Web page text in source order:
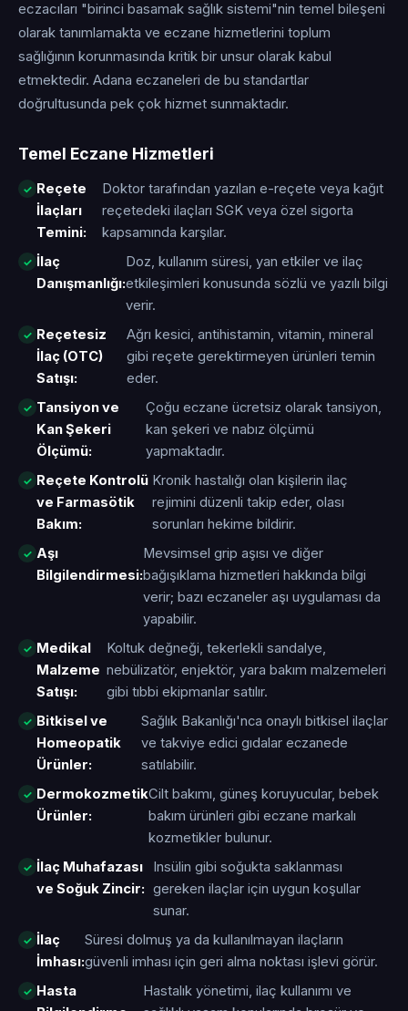
eczacıları "birinci basamak sağlık sistemi"nin temel bileşeni
olarak tanımlamakta ve eczane hizmetlerini toplum
sağlığının korunmasında kritik bir unsur olarak kabul
etmektedir. Adana eczaneleri de bu standartlar
doğrultusunda pek çok hizmet sunmaktadır.
Temel Eczane Hizmetleri
Reçete
İlaçları
Temini:
Doktor tarafından yazılan e-reçete veya kağıt
reçetedeki ilaçları SGK veya özel sigorta
kapsamında karşılar.
İlaç
Danışmanlığı:
Doz, kullanım süresi, yan etkiler ve ilaç
etkileşimleri konusunda sözlü ve yazılı bilgi
verir.
Reçetesiz
İlaç (OTC)
Satışı:
Ağrı kesici, antihistamin, vitamin, mineral
gibi reçete gerektirmeyen ürünleri temin
eder.
Tansiyon ve
Kan Şekeri
Ölçümü:
Çoğu eczane ücretsiz olarak tansiyon,
kan şekeri ve nabız ölçümü
yapmaktadır.
Reçete Kontrolü
ve Farmasötik
Bakım:
Kronik hastalığı olan kişilerin ilaç
rejimini düzenli takip eder, olası
sorunları hekime bildirir.
Aşı
Bilgilendirmesi:
Mevsimsel grip aşısı ve diğer
bağışıklama hizmetleri hakkında bilgi
verir; bazı eczaneler aşı uygulaması da
yapabilir.
Medikal
Malzeme
Satışı:
Koltuk değneği, tekerlekli sandalye,
nebülizatör, enjektör, yara bakım malzemeleri
gibi tıbbi ekipmanlar satılır.
Bitkisel ve
Homeopatik
Ürünler:
Sağlık Bakanlığı'nca onaylı bitkisel ilaçlar
ve takviye edici gıdalar eczanede
satılabilir.
Dermokozmetik
Ürünler:
Cilt bakımı, güneş koruyucular, bebek
bakım ürünleri gibi eczane markalı
kozmetikler bulunur.
İlaç Muhafazası
ve Soğuk Zincir:
Insülin gibi soğukta saklanması
gereken ilaçlar için uygun koşullar
sunar.
İlaç
İmhası:
Süresi dolmuş ya da kullanılmayan ilaçların
güvenli imhası için geri alma noktası işlevi görür.
Hasta
Hastalık yönetimi, ilaç kullanımı ve